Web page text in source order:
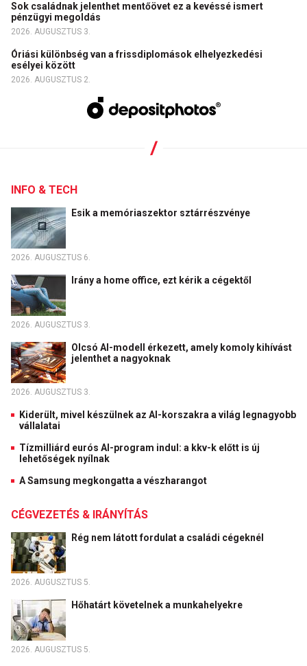
Sok családnak jelenthet mentőövet ez a kevéssé ismert
pénzügyi megoldás
2026. AUGUSZTUS 3.
Óriási különbség van a frissdiplomások elhelyezkedési
esélyei között
2026. AUGUSZTUS 2.
INFO & TECH
Esik a memóriaszektor sztárrészvénye
2026. AUGUSZTUS 6.
Irány a home office, ezt kérik a cégektől
2026. AUGUSZTUS 3.
Olcsó AI-modell érkezett, amely komoly kihívást
jelenthet a nagyoknak
2026. AUGUSZTUS 3.
Kiderült, mivel készülnek az AI-korszakra a világ legnagyobb
vállalatai
Tízmilliárd eurós AI-program indul: a kkv-k előtt is új
lehetőségek nyílnak
A Samsung megkongatta a vészharangot
CÉGVEZETÉS & IRÁNYÍTÁS
Rég nem látott fordulat a családi cégeknél
2026. AUGUSZTUS 5.
Hőhatárt követelnek a munkahelyekre
2026. AUGUSZTUS 5.